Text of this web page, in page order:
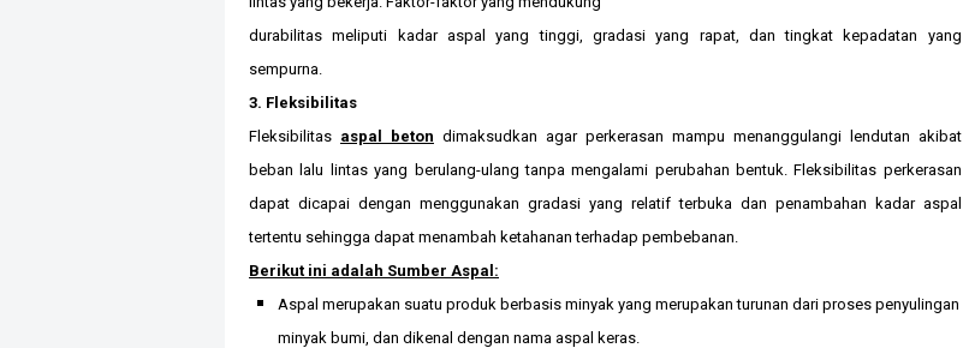
durabilitas meliputi kadar aspal yang tinggi, gradasi yang rapat, dan tingkat kepadatan yang
sempurna.
3. Fleksibilitas
Fleksibilitas aspal beton dimaksudkan agar perkerasan mampu menanggulangi lendutan akibat
beban lalu lintas yang berulang-ulang tanpa mengalami perubahan bentuk. Fleksibilitas perkerasan
dapat dicapai dengan menggunakan gradasi yang relatif terbuka dan penambahan kadar aspal
tertentu sehingga dapat menambah ketahanan terhadap pembebanan.
Berikut ini adalah Sumber Aspal:
Aspal merupakan suatu produk berbasis minyak yang merupakan turunan dari proses penyulingan
minyak bumi, dan dikenal dengan nama aspal keras.